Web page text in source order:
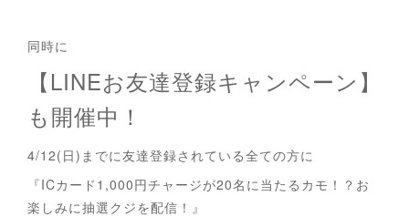
同時に
【LINEお友達登録キャンペーン】
も開催中！
4/12(日)までに友達登録されている全ての方に
『ICカード1,000円チャージが20名に当たるカモ！？お
楽しみに抽選クジを配信！』